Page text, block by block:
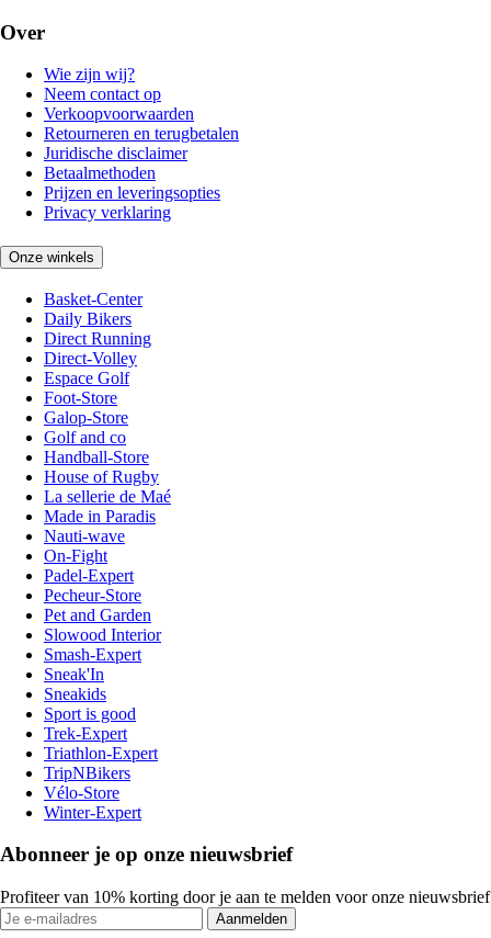
Over
Wie zijn wij?
Neem contact op
Verkoopvoorwaarden
Retourneren en terugbetalen
Juridische disclaimer
Betaalmethoden
Prijzen en leveringsopties
Privacy verklaring
Onze winkels
Basket-Center
Daily Bikers
Direct Running
Direct-Volley
Espace Golf
Foot-Store
Galop-Store
Golf and co
Handball-Store
House of Rugby
La sellerie de Maé
Made in Paradis
Nauti-wave
On-Fight
Padel-Expert
Pecheur-Store
Pet and Garden
Slowood Interior
Smash-Expert
Sneak'In
Sneakids
Sport is good
Trek-Expert
Triathlon-Expert
TripNBikers
Vélo-Store
Winter-Expert
Abonneer je op onze nieuwsbrief
Profiteer van 10% korting door je aan te melden voor onze nieuwsbrief
Aanmelden